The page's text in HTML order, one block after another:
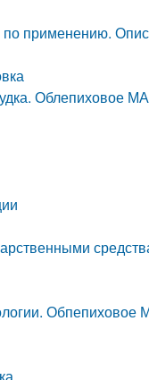
по применению.
Облепиховое
Обпепиховое